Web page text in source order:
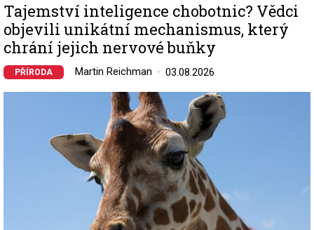
Tajemství inteligence chobotnic? Vědci
objevili unikátní mechanismus, který
chrání jejich nervové buňky
PŘÍRODA Martin Reichman 03.08.2026